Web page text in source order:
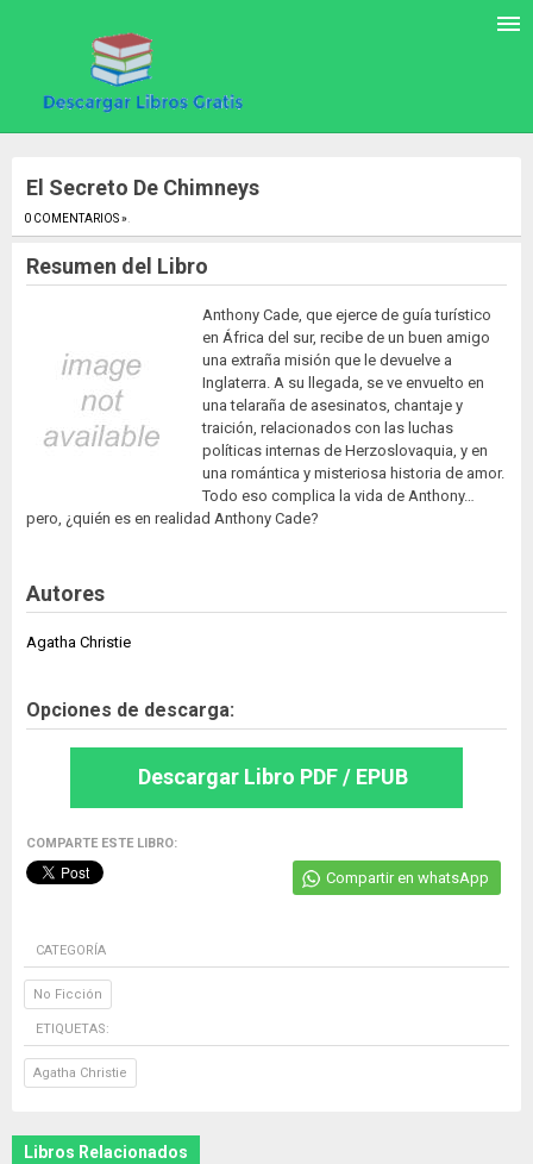
El Secreto De Chimneys
0 COMENTARIOS ».
Resumen del Libro
Anthony Cade, que ejerce de guía turístico
en África del sur, recibe de un buen amigo
una extraña misión que le devuelve a
Inglaterra. A su llegada, se ve envuelto en
una telaraña de asesinatos, chantaje y
traición, relacionados con las luchas
políticas internas de Herzoslovaquia, y en
una romántica y misteriosa historia de amor.
Todo eso complica la vida de Anthony…
pero, ¿quién es en realidad Anthony Cade?
Autores
Agatha Christie
Opciones de descarga:
Descargar Libro PDF / EPUB
COMPARTE ESTE LIBRO:
Compartir en whatsApp
CATEGORÍA
No Ficción
ETIQUETAS:
Agatha Christie
Libros Relacionados